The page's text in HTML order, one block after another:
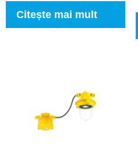
Citește mai mult